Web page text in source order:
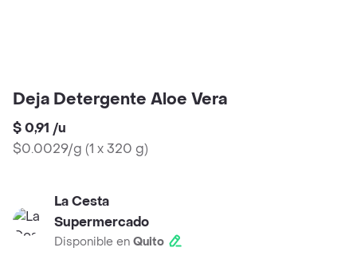
Deja Detergente Aloe Vera
$ 0,91 /u
$0.0029/g (1 x 320 g)
La Cesta
Supermercado
Disponible en Quito